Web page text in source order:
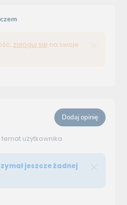
zaloguj się na swoje
Dodaj opinię
użytkownika
jeszcze żadnej